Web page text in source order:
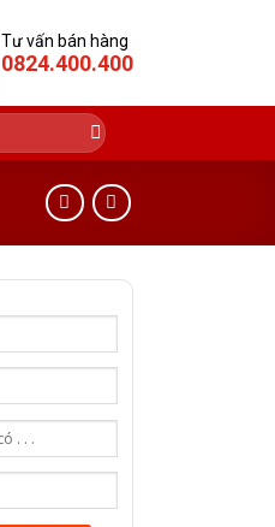
Tư vấn bán hàng
0824.400.400